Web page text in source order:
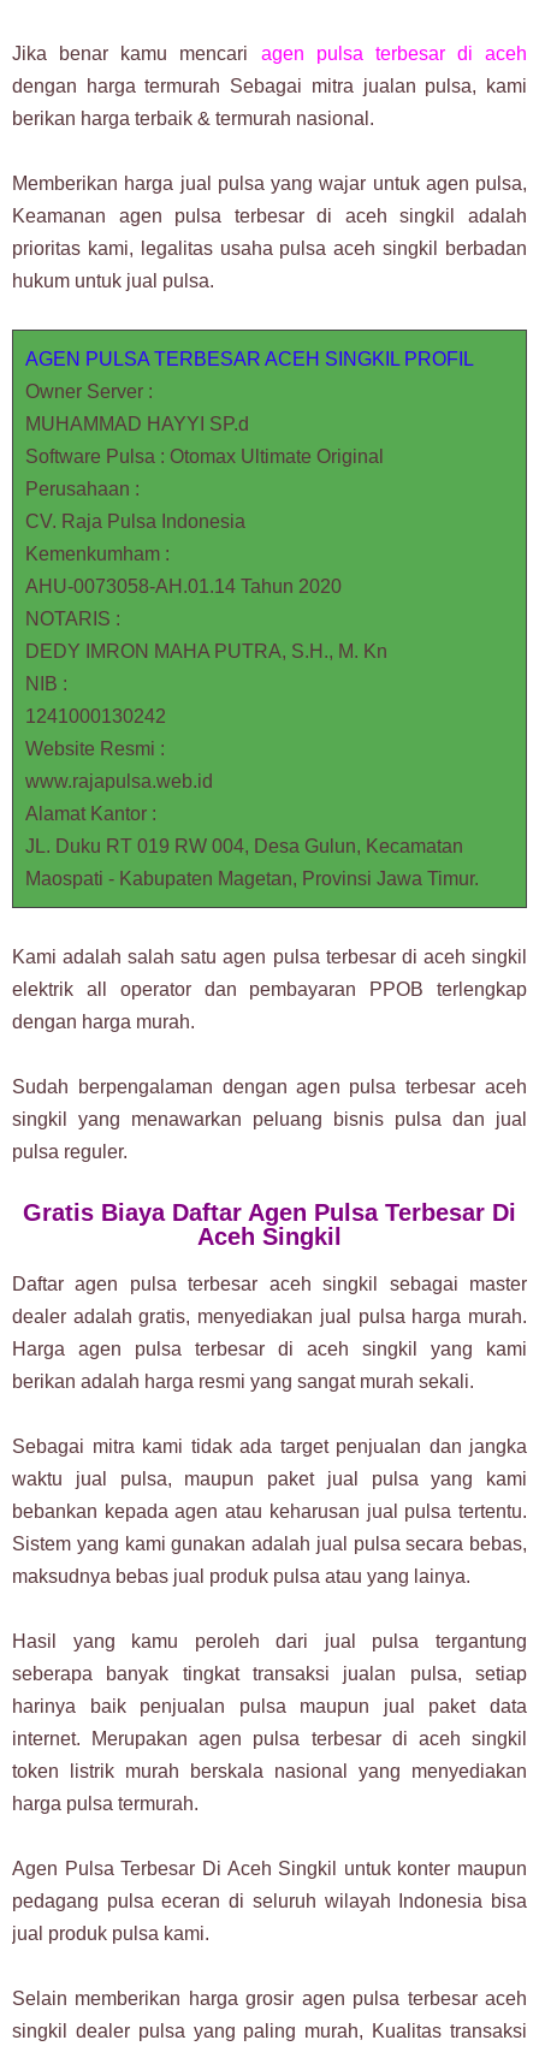
Jika benar kamu mencari agen pulsa terbesar di aceh
dengan harga termurah Sebagai mitra jualan pulsa, kami
berikan harga terbaik & termurah nasional.
Memberikan harga jual pulsa yang wajar untuk agen pulsa,
Keamanan agen pulsa terbesar di aceh singkil adalah
prioritas kami, legalitas usaha pulsa aceh singkil berbadan
hukum untuk jual pulsa.
AGEN PULSA TERBESAR ACEH SINGKIL PROFIL
Owner Server :
MUHAMMAD HAYYI SP.d
Software Pulsa : Otomax Ultimate Original
Perusahaan :
CV. Raja Pulsa Indonesia
Kemenkumham :
AHU-0073058-AH.01.14 Tahun 2020
NOTARIS :
DEDY IMRON MAHA PUTRA, S.H., M. Kn
NIB :
1241000130242
Website Resmi :
www.rajapulsa.web.id
Alamat Kantor :
JL. Duku RT 019 RW 004, Desa Gulun, Kecamatan
Maospati - Kabupaten Magetan, Provinsi Jawa Timur.
Kami adalah salah satu agen pulsa terbesar di aceh singkil
elektrik all operator dan pembayaran PPOB terlengkap
dengan harga murah.
Sudah berpengalaman dengan agen pulsa terbesar aceh
singkil yang menawarkan peluang bisnis pulsa dan jual
pulsa reguler.
Gratis Biaya Daftar Agen Pulsa Terbesar Di
Aceh Singkil
Daftar agen pulsa terbesar aceh singkil sebagai master
dealer adalah gratis, menyediakan jual pulsa harga murah.
Harga agen pulsa terbesar di aceh singkil yang kami
berikan adalah harga resmi yang sangat murah sekali.
Sebagai mitra kami tidak ada target penjualan dan jangka
waktu jual pulsa, maupun paket jual pulsa yang kami
bebankan kepada agen atau keharusan jual pulsa tertentu.
Sistem yang kami gunakan adalah jual pulsa secara bebas,
maksudnya bebas jual produk pulsa atau yang lainya.
Hasil yang kamu peroleh dari jual pulsa tergantung
seberapa banyak tingkat transaksi jualan pulsa, setiap
harinya baik penjualan pulsa maupun jual paket data
internet. Merupakan agen pulsa terbesar di aceh singkil
token listrik murah berskala nasional yang menyediakan
harga pulsa termurah.
Agen Pulsa Terbesar Di Aceh Singkil untuk konter maupun
pedagang pulsa eceran di seluruh wilayah Indonesia bisa
jual produk pulsa kami.
Selain memberikan harga grosir agen pulsa terbesar aceh
singkil dealer pulsa yang paling murah, Kualitas transaksi